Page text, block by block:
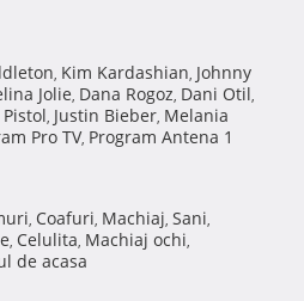
, Kim Kardashian, Johnny
Jolie, Dana Rogoz, Dani Otil,
, Justin Bieber, Melania
Pro TV, Program Antena 1
, Coafuri, Machiaj, Sani,
, Celulita, Machiaj ochi,
de acasa